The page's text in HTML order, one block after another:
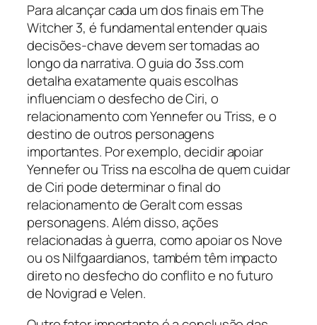
Para alcançar cada um dos finais em The
Witcher 3, é fundamental entender quais
decisões-chave devem ser tomadas ao
longo da narrativa. O guia do 3ss.com
detalha exatamente quais escolhas
influenciam o desfecho de Ciri, o
relacionamento com Yennefer ou Triss, e o
destino de outros personagens
importantes. Por exemplo, decidir apoiar
Yennefer ou Triss na escolha de quem cuidar
de Ciri pode determinar o final do
relacionamento de Geralt com essas
personagens. Além disso, ações
relacionadas à guerra, como apoiar os Nove
ou os Nilfgaardianos, também têm impacto
direto no desfecho do conflito e no futuro
de Novigrad e Velen.